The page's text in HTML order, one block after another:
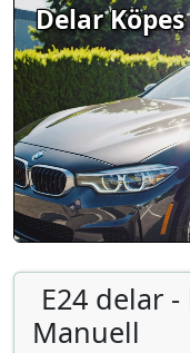
Delar Köpes
E24 delar
Manuell